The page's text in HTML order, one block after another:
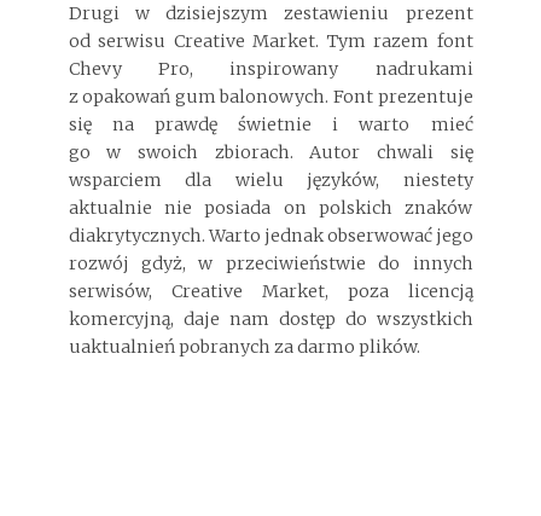
Drugi w dzisiejszym zestawieniu prezent
od serwisu Creative Market. Tym razem font
Chevy Pro, inspirowany nadrukami
z opakowań gum balonowych. Font prezentuje
się na prawdę świetnie i warto mieć
go w swoich zbiorach. Autor chwali się
wsparciem dla wielu języków, niestety
aktualnie nie posiada on polskich znaków
diakrytycznych. Warto jednak obserwować jego
rozwój gdyż, w przeciwieństwie do innych
serwisów, Creative Market, poza licencją
komercyjną, daje nam dostęp do wszystkich
uaktualnień pobranych za darmo plików.